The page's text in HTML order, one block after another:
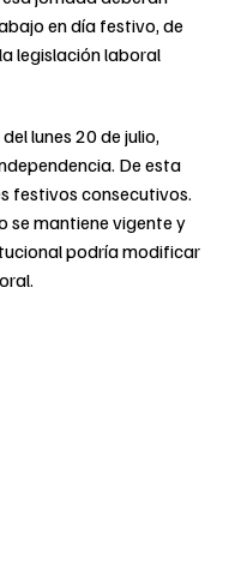
en día festivo, de
legislación laboral
lunes 20 de julio,
De esta
festivos consecutivos.
se mantiene vigente y
podría modificar